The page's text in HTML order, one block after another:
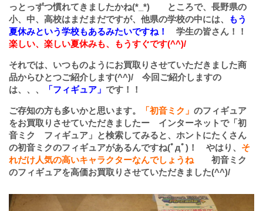
っとっずつ慣れてきましたかね(*_*) ところで、長野県の
小、中、高校はまだまだですが、他県の学校の中には、
もう
夏休みという学校もあるみたいですね！ 学生の皆さん！！
楽しい、楽しい夏休みも、もうすぐです(^^)/
それでは、いつものようにお買取りさせていただきました商
品からひとつご紹介します(^^)/ 今回ご紹介しますの
は、、、
「フィギュア」 です！！
ご存知の方も多いかと思います。 「初音ミク」 のフィギュア
をお買取りさせていただきましたー インターネットで「初
音ミク フィギュア」と検索してみると、ホントにたくさん
の初音ミクのフィギュアがあるんですね(ﾟдﾟ)！ やはり、 そ
れだけ人気の高いキャラクターなんでしょうね 初音ミク
のフィギュアを高価お買取りさせていただきました(^^)/